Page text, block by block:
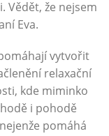
Vědět, že nejsem
Eva.
vytvořit
relaxační
kde miminko
i pohodě
pomáhá